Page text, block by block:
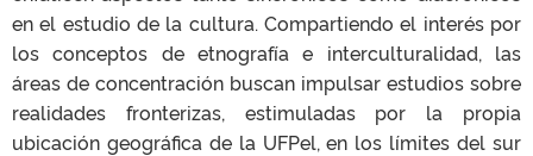
en el estudio de la cultura. Compartiendo el interés por
los conceptos de etnografía e interculturalidad, las
áreas de concentración buscan impulsar estudios sobre
realidades fronterizas, estimuladas por la propia
ubicación geográfica de la UFPel, en los límites del sur